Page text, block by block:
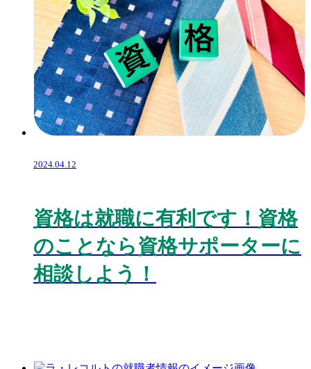
2024.04.12
資格は就職に有利です！資格
のことなら資格サポーターに
相談しよう！